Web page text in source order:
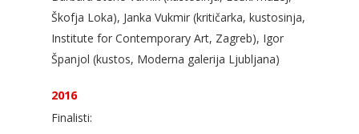
Škofja Loka), Janka Vukmir (kritičarka, kustosinja,
Institute for Contemporary Art, Zagreb), Igor
Španjol (kustos, Moderna galerija Ljubljana)
2016
Finalisti: